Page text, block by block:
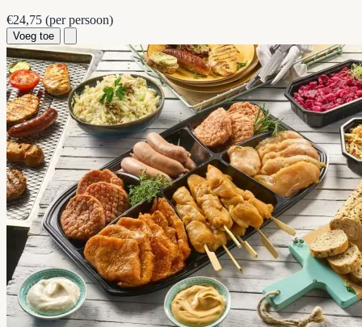
€24,75 (per persoon)
Voeg toe